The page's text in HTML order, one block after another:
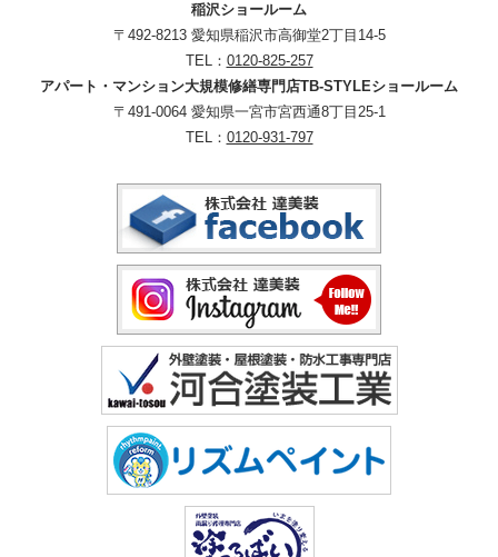
稲沢ショールーム
〒492-8213 愛知県稲沢市高御堂2丁目14-5
TEL： 0120-825-257
アパート・マンション大規模修繕専門店TB-STYLEショールーム
〒491-0064 愛知県一宮市宮西通8丁目25-1
TEL： 0120-931-797